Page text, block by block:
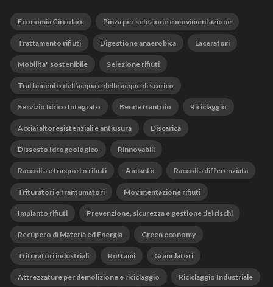
Economia Circolare Pinza per selezione e movimentazione
Trattamento rifiuti Digestione anaerobica Laceratori
Mobilita' sostenibile Selezione rifiuti
Trattamento dell'acqua e delle acque di scarico
Servizio Idrico Integrato Benne frantoio Riciclaggio
Acciai altoresistenziali e antiusura Discarica
Dissesto Idrogeologico Rinnovabili
Raccolta e trasporto rifiuti Amianto Raccolta differenziata
Trituratori e frantumatori Movimentazione rifiuti
Impianto rifiuti Prevenzione, sicurezza e gestione dei rischi
Recupero di Materia ed Energia Green economy
Trituratori industriali Rottami Granulatori
Attrezzature per demolizione e riciclaggio Riciclaggio Industriale